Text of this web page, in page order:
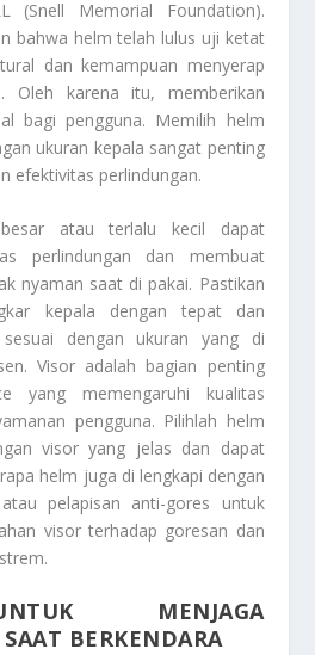
(Snell Memorial Foundation).
bahwa helm telah lulus uji ketat
dan kemampuan menyerap
Oleh karena itu, memberikan
bagi pengguna. Memilih helm
ukuran kepala sangat penting
efektivitas perlindungan.
atau terlalu kecil dapat
perlindungan dan membuat
nyaman saat di pakai. Pastikan
kepala dengan tepat dan
dengan ukuran yang di
Visor adalah bagian penting
yang memengaruhi kualitas
pengguna. Pilihlah helm
visor yang jelas dan dapat
helm juga di lengkapi dengan
pelapisan anti-gores untuk
visor terhadap goresan dan
MENJAGA
BERKENDARA